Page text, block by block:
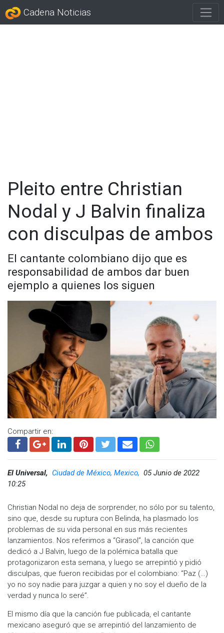
Cadena Noticias
Pleito entre Christian
Nodal y J Balvin finaliza
con disculpas de ambos
El cantante colombiano dijo que es
responsabilidad de ambos dar buen
ejemplo a quienes los siguen
Compartir en:
El Universal, Ciudad de México, Mexico, 05 Junio de 2022
10:25
Christian Nodal no deja de sorprender, no sólo por su talento,
sino que, desde su ruptura con Belinda, ha plasmado los
problemas de su vida personal en sus más recientes
lanzamientos. Nos referimos a “Girasol”, la canción que
dedicó a J Balvin, luego de la polémica batalla que
protagonizaron esta semana, y luego se arrepintió y pidió
disculpas, que fueron recibidas por el colombiano: “Paz (…)
yo no soy nadie para juzgar a quien y no soy el dueño de la
verdad y nunca lo seré”.
El mismo día que la canción fue publicada, el cantante
mexicano aseguró que se arrepintió del lanzamiento de